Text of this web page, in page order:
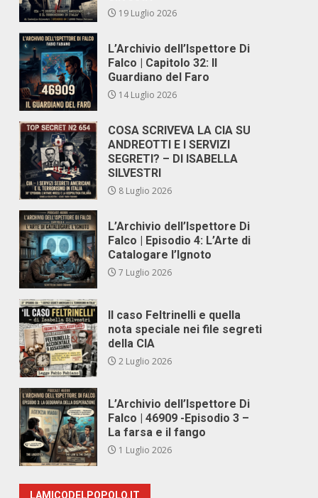
19 Luglio 2026
L’Archivio dell’Ispettore Di
Falco | Capitolo 32: Il
Guardiano del Faro
14 Luglio 2026
COSA SCRIVEVA LA CIA SU
ANDREOTTI E I SERVIZI
SEGRETI? – DI ISABELLA
SILVESTRI
8 Luglio 2026
L’Archivio dell’Ispettore Di
Falco | Episodio 4: L’Arte di
Catalogare l’Ignoto
7 Luglio 2026
Il caso Feltrinelli e quella
nota speciale nei file segreti
della CIA
2 Luglio 2026
L’Archivio dell’Ispettore Di
Falco | 46909 -Episodio 3 –
La farsa e il fango
1 Luglio 2026
LAMICODELPOPOLO.IT